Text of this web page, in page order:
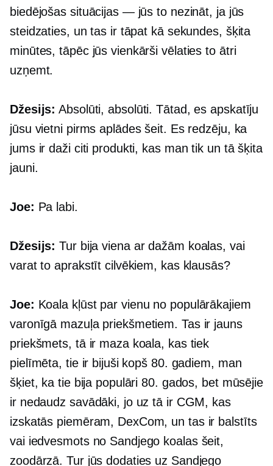
biedējošas situācijas — jūs to nezināt, ja jūs
steidzaties, un tas ir tāpat kā sekundes, šķita
minūtes, tāpēc jūs vienkārši vēlaties to ātri
uzņemt.
Džesijs: Absolūti, absolūti. Tātad, es apskatīju
jūsu vietni pirms aplādes šeit. Es redzēju, ka
jums ir daži citi produkti, kas man tik un tā šķita
jauni.
Joe: Pa labi.
Džesijs: Tur bija viena ar dažām koalas, vai
varat to aprakstīt cilvēkiem, kas klausās?
Joe: Koala kļūst par vienu no populārākajiem
varonīgā mazuļa priekšmetiem. Tas ir jauns
priekšmets, tā ir maza koala, kas tiek
pielīmēta, tie ir bijuši kopš 80. gadiem, man
šķiet, ka tie bija populāri 80. gados, bet mūsējie
ir nedaudz savādāki, jo uz tā ir CGM, kas
izskatās piemēram, DexCom, un tas ir balstīts
vai iedvesmots no Sandjego koalas šeit,
zoodārzā. Tur jūs dodaties uz Sandjego